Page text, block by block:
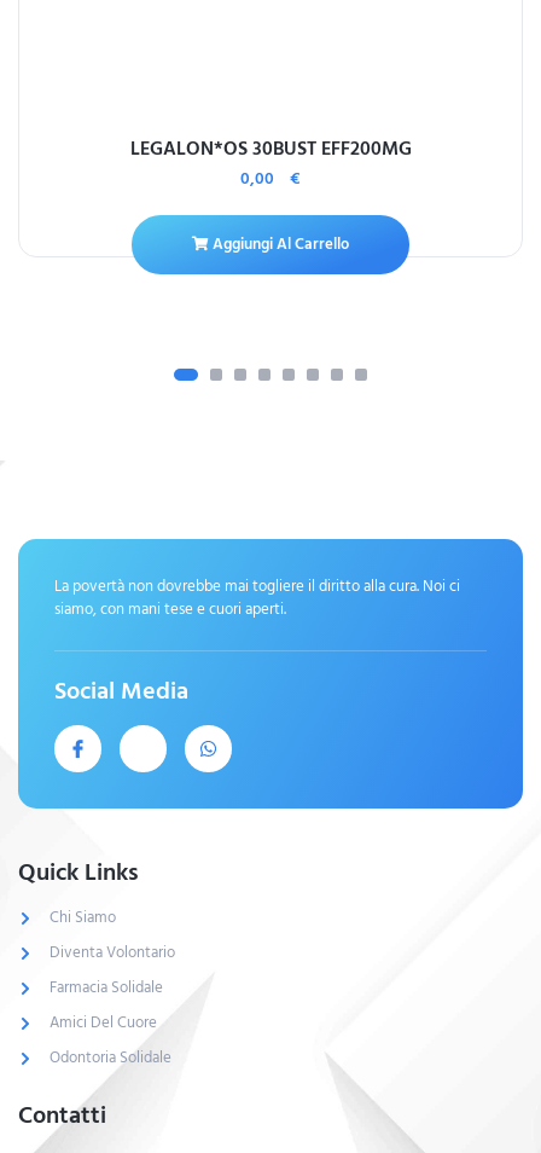
LEGALON*OS 30BUST EFF200MG
0,00 €
Aggiungi Al Carrello
La povertà non dovrebbe mai togliere il diritto alla cura. Noi ci
siamo, con mani tese e cuori aperti.
Social Media
Quick Links
Chi Siamo
Diventa Volontario
Farmacia Solidale
Amici Del Cuore
Odontoria Solidale
Contatti